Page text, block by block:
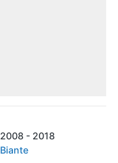
2008 - 2018
Biante